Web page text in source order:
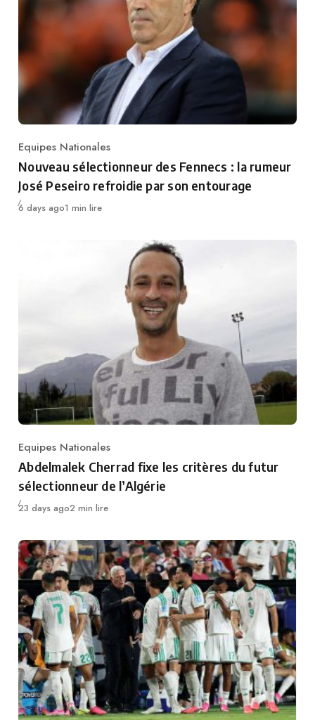
Category
Equipes Nationales
Nouveau sélectionneur des Fennecs : la rumeur
José Peseiro refroidie par son entourage
Publié
6 days ago1 min lire
Category
Equipes Nationales
Abdelmalek Cherrad fixe les critères du futur
sélectionneur de l’Algérie
Publié
23 days ago2 min lire